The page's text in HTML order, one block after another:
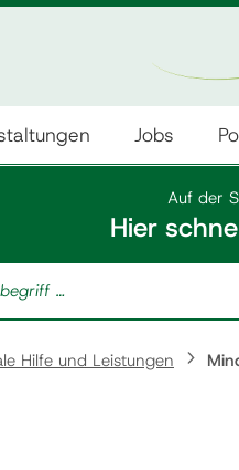
Jobs
Auf der
Hier
Hilfe und Leistungen